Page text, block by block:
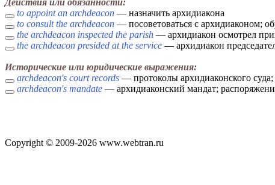
Действия или обязанности:
to appoint an archdeacon — назначить архидиакона
to consult the archdeacon — посоветоваться с архидиаконом;
the archdeacon inspected the parish — архидиакон осмотрел
the archdeacon presided at the service — архидиакон
Исторические или юридические выражения:
archdeacon's court records — протоколы архидиаконского суда;
archdeacon's mandate — архидиаконский мандат;
Copyright © 2009-2026 www.webtran.ru